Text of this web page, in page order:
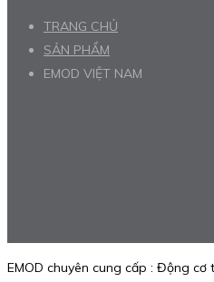
TRANG CHỦ
SẢN PHẨM
EMOD VIỆT NAM
EMOD chuyên cung cấp : Động